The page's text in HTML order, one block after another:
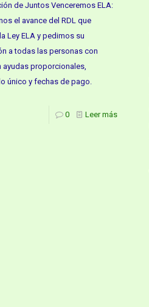
de Juntos Venceremos ELA:
el avance del RDL que
Ley ELA y pedimos su
a todas las personas con
ayudas proporcionales,
único y fechas de pago.
0 Leer más